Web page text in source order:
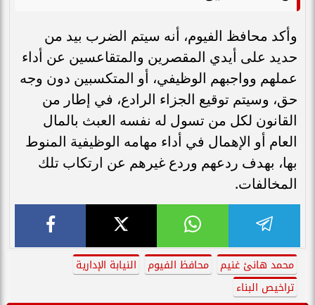
وأكد محافظ الفيوم، أنه سيتم الضرب بيد من
حديد على أيدي المقصرين والمتقاعسين عن أداء
عملهم وواجبهم الوظيفي، أو المتكسبين دون وجه
حق، وسيتم توقيع الجزاء الرادع، في إطار من
القانون لكل من تسول له نفسه العبث بالمال
العام أو الإهمال في أداء مهامه الوظيفية المنوط
بها، بهدف ردعهم وردع غيرهم عن ارتكاب تلك
المخالفات.
محمد هانئ غنيم محافظ الفيوم
النيابة الإدارية
تراخيص البناء